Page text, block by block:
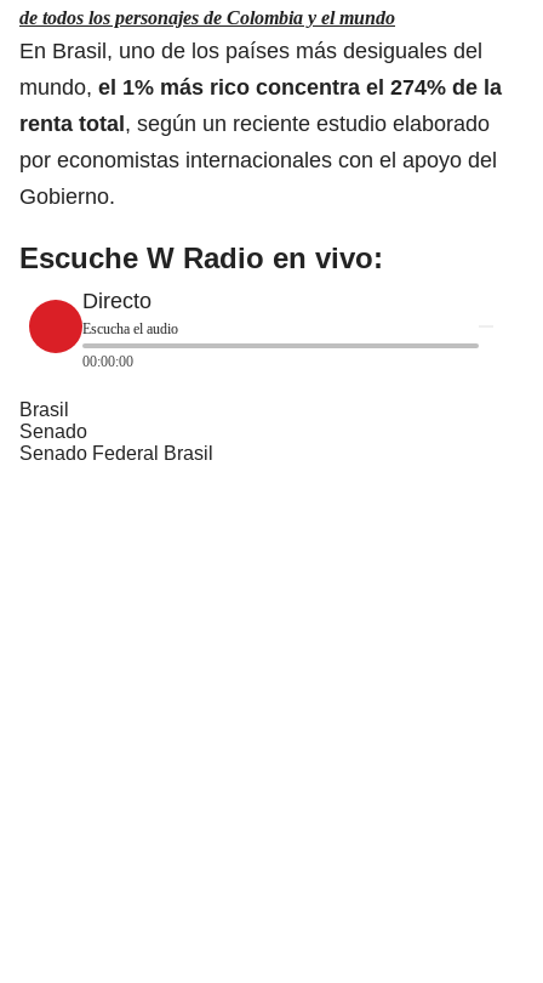
de todos los personajes de Colombia y el mundo
En Brasil, uno de los países más desiguales del
mundo, el 1% más rico concentra el 274% de la
renta total, según un reciente estudio elaborado
por economistas internacionales con el apoyo del
Gobierno.
Escuche W Radio en vivo:
Directo
Escucha el audio
00:00:00
Brasil
Senado
Senado Federal Brasil